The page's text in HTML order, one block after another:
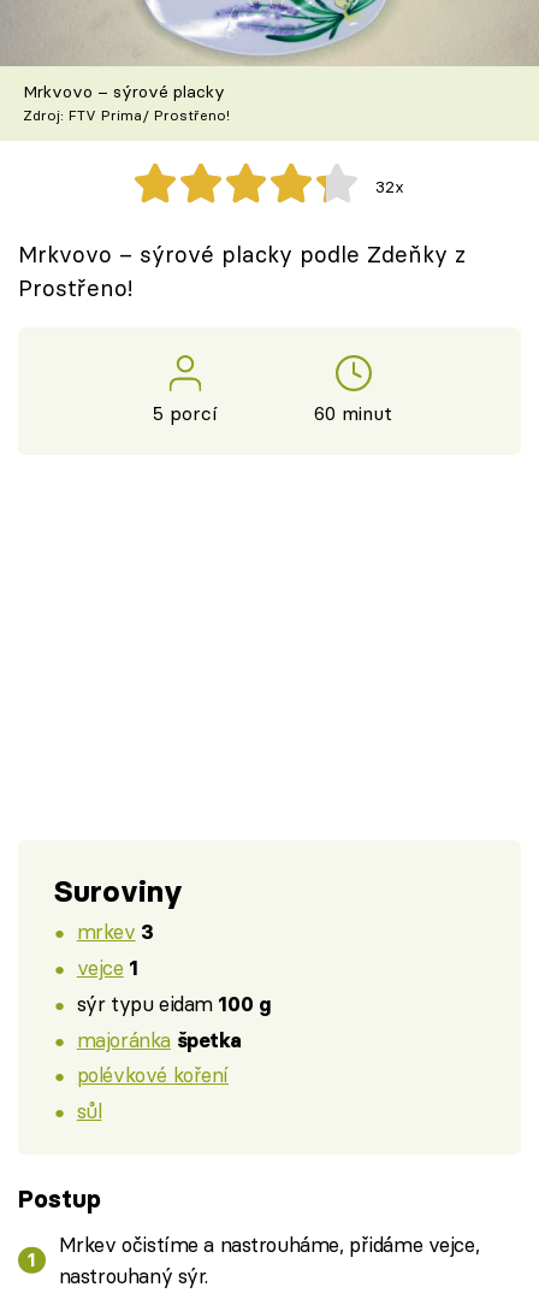
Škola vaření
Recepty z TV
Speciál: Cuketa
Těhotnej kuchař
Sledujte prima+
Mrkvovo – sýrové placky
Zdroj: FTV Prima/ Prostřeno!
32x
Mrkvovo – sýrové placky podle Zdeňky z
Prostřeno!
5 porcí 60 minut
Suroviny
mrkev 3
vejce 1
sýr typu eidam 100 g
majoránka špetka
polévkové koření
sůl
Postup
Mrkev očistíme a nastrouháme, přidáme vejce,
nastrouhaný sýr.